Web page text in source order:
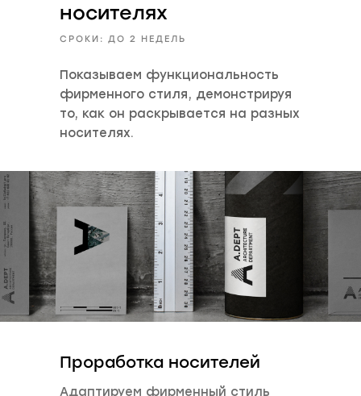
носителях
Показываем функциональность
фирменного стиля, демонстрируя
то, как он раскрывается на разных
носителях.
СРОКИ: ДО 2 НЕДЕЛЬ
Адаптируем фирменный стиль
Проработка носителей